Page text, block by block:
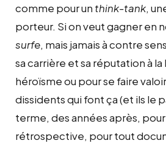
comme pour un think-tank,
porteur. Si on veut gagner en
surfe, mais jamais à contre
sa carrière et sa réputation à
héroïsme ou pour se faire
dissidents qui font ça (et ils le
terme, des années après,
rétrospective, pour tout